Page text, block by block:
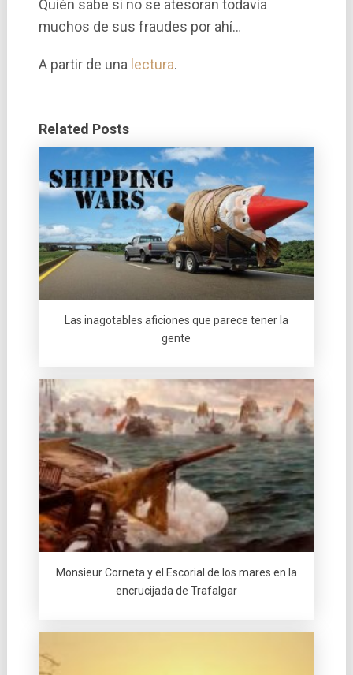
Quién sabe si no se atesoran todavía
muchos de sus fraudes por ahí…
A partir de una lectura.
Related Posts
Las inagotables aficiones que parece tener la
gente
Monsieur Corneta y el Escorial de los mares en la
encrucijada de Trafalgar